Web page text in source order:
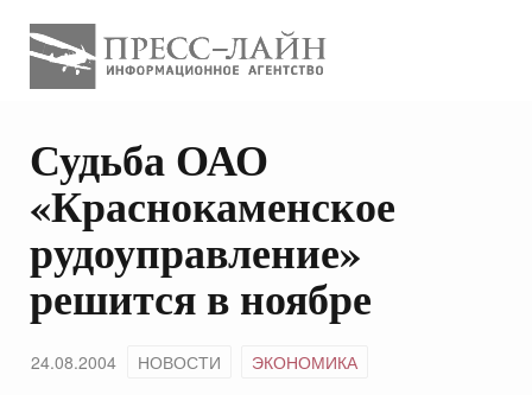
Судьба ОАО
«Краснокаменское
рудоуправление»
решится в ноябре
24.08.2004 НОВОСТИ ЭКОНОМИКА